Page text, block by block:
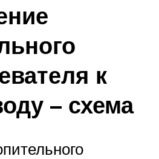
к
– схема